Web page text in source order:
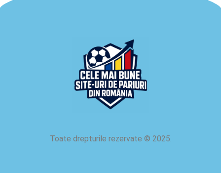
Toate drepturile rezervate © 2025.